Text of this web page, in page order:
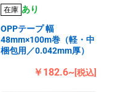
在庫 あり
OPPテープ 幅
48mm×100m巻（軽・中
梱包用／0.042mm厚）
￥182.6~[税込]